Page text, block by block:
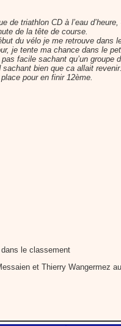
de triathlon CD à l’eau
de la tête de course.
du vélo je me retrouve dans
je tente ma chance dans le
facile sachant qu’un groupe
bien que ca allait
pour en finir 12ème.
le classement
et Thierry Wangermez